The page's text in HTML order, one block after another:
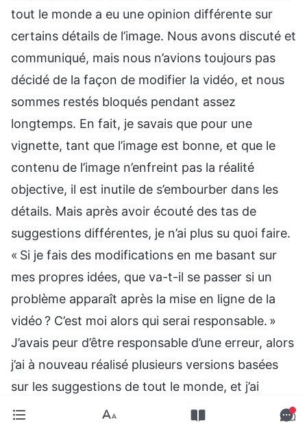
tout le monde a eu une opinion différente sur
certains détails de l’image. Nous avons discuté et
communiqué, mais nous n’avions toujours pas
décidé de la façon de modifier la vidéo, et nous
sommes restés bloqués pendant assez
longtemps. En fait, je savais que pour une
vignette, tant que l’image est bonne, et que le
contenu de l’image n’enfreint pas la réalité
objective, il est inutile de s’embourber dans les
détails. Mais après avoir écouté des tas de
suggestions différentes, je n’ai plus su quoi faire.
« Si je fais des modifications en me basant sur
mes propres idées, que va-t-il se passer si un
problème apparaît après la mise en ligne de la
vidéo ? C’est moi alors qui serai responsable. »
J’avais peur d’être responsable d’une erreur, alors
j’ai à nouveau réalisé plusieurs versions basées
sur les suggestions de tout le monde, et j’ai
attendu que les autres prennent la décision